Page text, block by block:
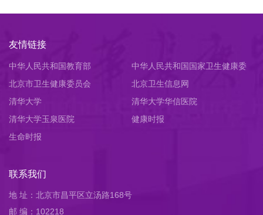
友情链接
中华人民共和国教育部
中华人民共和国国家卫生健康委
员会
北京市卫生健康委员会
北京卫生信息网
清华大学
清华大学华信医院
清华大学玉泉医院
健康时报
生命时报
联系我们
地 址：北京市昌平区立汤路168号
邮 编：102218